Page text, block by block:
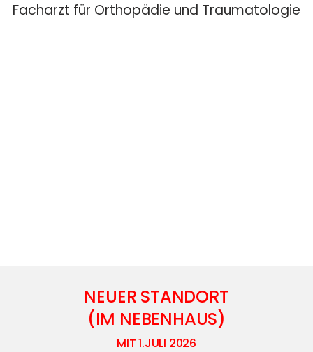
Facharzt für Orthopädie und Traumatologie
NEUER STANDORT
(IM NEBENHAUS)
MIT 1.JULI 2026